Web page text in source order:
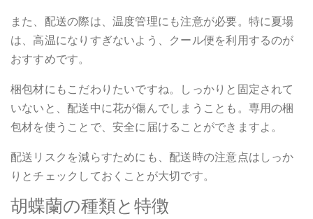
また、配送の際は、温度管理にも注意が必要。特に夏場
は、高温になりすぎないよう、クール便を利用するのが
おすすめです。
梱包材にもこだわりたいですね。しっかりと固定されて
いないと、配送中に花が傷んでしまうことも。専用の梱
包材を使うことで、安全に届けることができますよ。
配送リスクを減らすためにも、配送時の注意点はしっか
りとチェックしておくことが大切です。
胡蝶蘭の種類と特徴